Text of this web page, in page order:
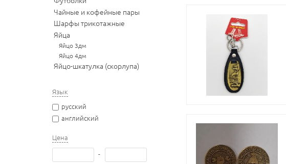
Чайные и кофейные пары
Шарфы трикотажные
Яйца
Яйцо 3дм
Яйцо 4дм
Яйцо-шкатулка (скорлупа)
Язык
русский
английский
Цена
-